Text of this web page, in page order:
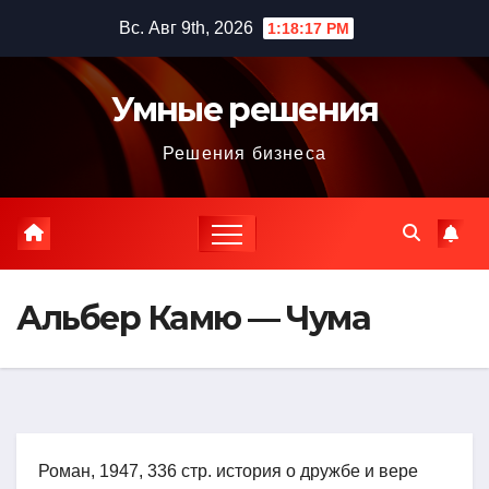
содержимому
Вс. Авг 9th, 2026 1:18:19 PM
Умные решения
Решения бизнеса
Альбер Камю — Чума
Роман, 1947, 336 стр. история о дружбе и вере